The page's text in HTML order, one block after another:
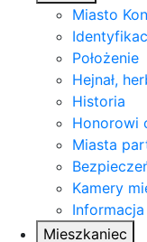
Miasto
Położenie
Hejnał,
Historia
Honorowi
Miasta
Kamery
Mieszkaniec